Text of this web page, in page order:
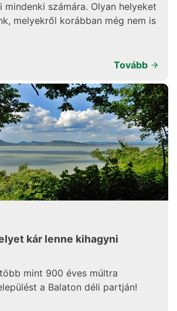
számára. Olyan helyeket
melyekről korábban még nem is
Tovább
kár lenne kihagyni
mint 900 éves múltra
a Balaton déli partján!